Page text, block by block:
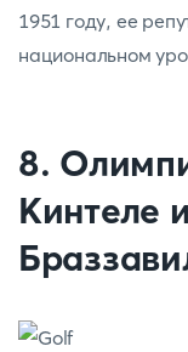
1951 году, ее
национальном
8.
Кинтеле